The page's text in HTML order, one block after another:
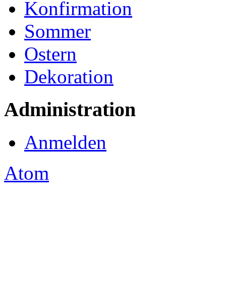
Konfirmation
Sommer
Ostern
Dekoration
Administration
Anmelden
Atom